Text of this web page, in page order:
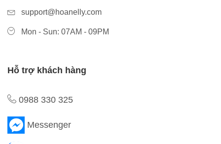
support@hoanelly.com
Mon - Sun: 07AM - 09PM
Hỗ trợ khách hàng
0988 330 325
Messenger